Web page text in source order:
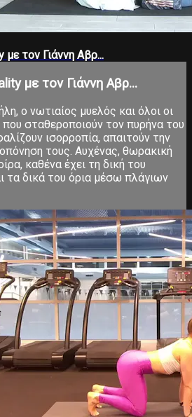
τον Γιάννη Αβρ...
με τον Γιάννη Αβρ...
ο νωτιαίος μυελός και όλοι οι
σταθεροποιούν τον πυρήνα του
ισορροπία, απαιτούν την
τους. Αυχένας, θωρακική
καθένα έχει τη δική του
τα δικά του όρια μέσω πλάγιων